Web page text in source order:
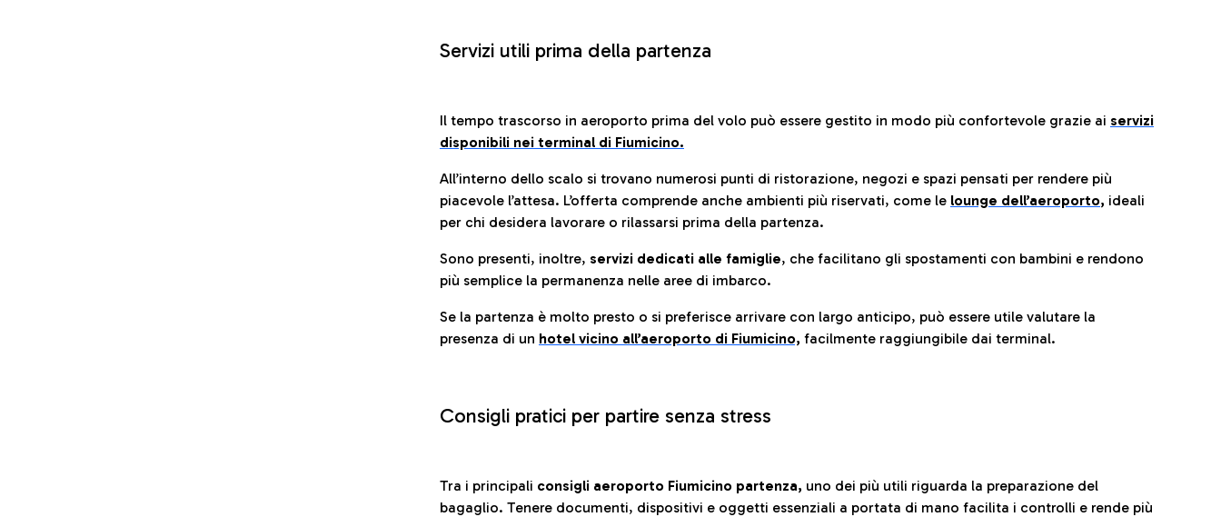
Servizi utili prima della partenza
Il tempo trascorso in aeroporto prima del volo può essere gestito in modo più confortevole grazie ai servizi
disponibili nei terminal di Fiumicino.
All’interno dello scalo si trovano numerosi punti di ristorazione, negozi e spazi pensati per rendere più
piacevole l’attesa. L’offerta comprende anche ambienti più riservati, come le lounge dell’aeroporto, ideali
per chi desidera lavorare o rilassarsi prima della partenza.
Sono presenti, inoltre, servizi dedicati alle famiglie, che facilitano gli spostamenti con bambini e rendono
più semplice la permanenza nelle aree di imbarco.
Se la partenza è molto presto o si preferisce arrivare con largo anticipo, può essere utile valutare la
presenza di un hotel vicino all’aeroporto di Fiumicino, facilmente raggiungibile dai terminal.
Consigli pratici per partire senza stress
Tra i principali consigli aeroporto Fiumicino partenza, uno dei più utili riguarda la preparazione del
bagaglio. Tenere documenti, dispositivi e oggetti essenziali a portata di mano facilita i controlli e rende più